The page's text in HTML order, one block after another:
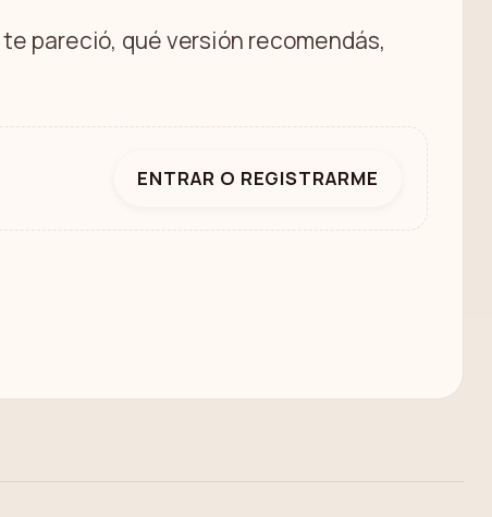
pareció, qué versión recomendás,
ENTRAR O REGISTRARME